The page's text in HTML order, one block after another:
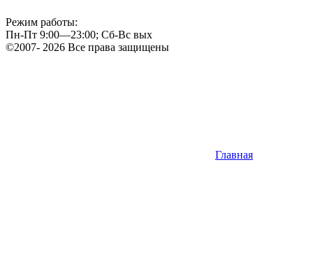
Режим работы:
Пн-Пт 9:00—23:00; Сб-Вс вых
©2007- 2026 Все права защищены
Главная